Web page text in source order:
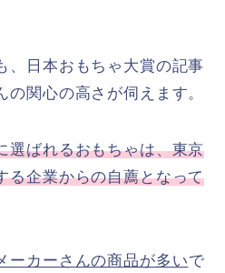
、日本おもちゃ大賞の記事
関心の高さが伺えます。
選ばれるおもちゃは、東京
る企業からの自薦となって
ーカーさんの商品が多いで